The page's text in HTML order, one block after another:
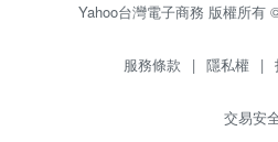
Yahoo台灣電子商務 版權所有
服務條款 | 隱私權 |
交易安